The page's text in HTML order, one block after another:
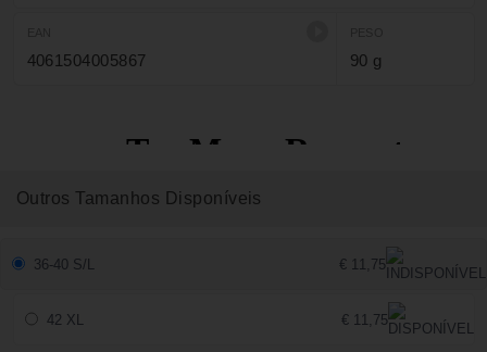
4061504005867 90 g
Outros Tamanhos Disponíveis
36-40 S/L € 11,75
42 XL € 11,75